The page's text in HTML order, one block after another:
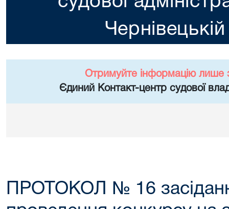
Отримуйте інформацію лише
Єдиний Контакт-центр судової
ПРОТОКОЛ № 16